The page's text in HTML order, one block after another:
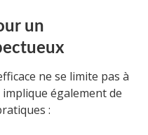
un
ne se limite pas à
également de
: